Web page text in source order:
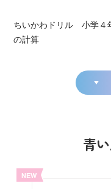
ちいかわドリル 小学４
の計算
青
NEW